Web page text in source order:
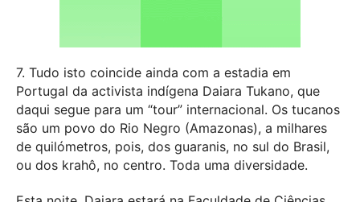
7. Tudo isto coincide ainda com a estadia em
Portugal da activista indígena Daiara Tukano, que
daqui segue para um “tour” internacional. Os tucanos
são um povo do Rio Negro (Amazonas), a milhares
de quilómetros, pois, dos guaranis, no sul do Brasil,
ou dos krahô, no centro. Toda uma diversidade.